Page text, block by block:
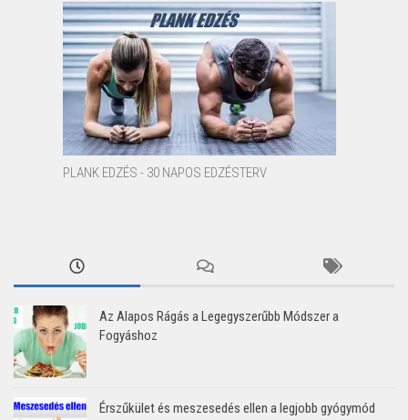
PLANK EDZÉS - 30 NAPOS EDZÉSTERV
Az Alapos Rágás a Legegyszerűbb Módszer a
Fogyáshoz
Érszűkület és meszesedés ellen a legjobb gyógymód